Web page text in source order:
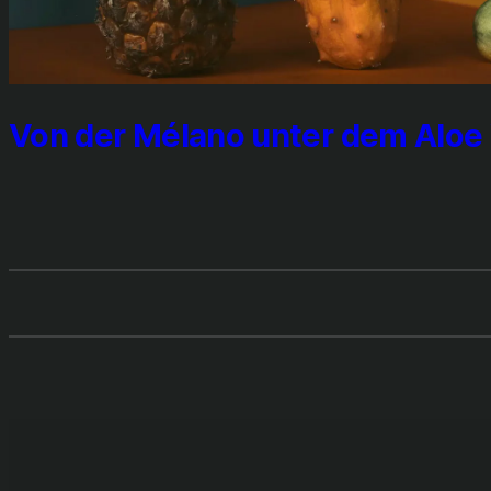
Von der Méla­no unter dem Aloe